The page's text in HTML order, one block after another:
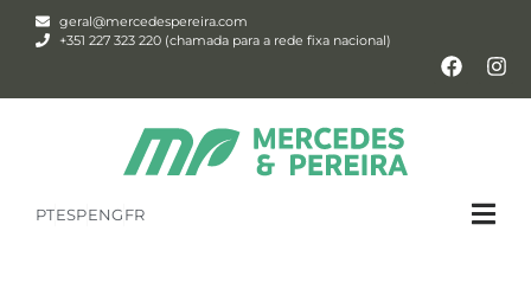
geral@mercedespereira.com
+351 227 323 220 (chamada para a rede fixa nacional)
PTESPENGFR